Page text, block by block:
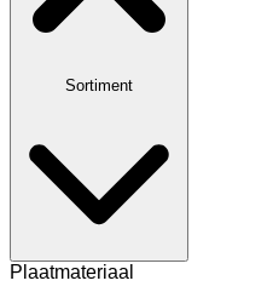
Sortiment
Plaatmateriaal